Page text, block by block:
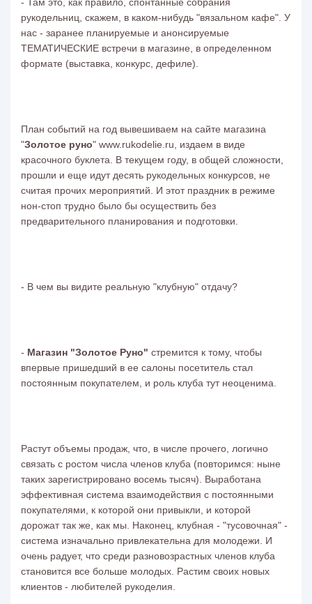
рукодельниц, скажем, в каком-нибудь "вязальном кафе". У
нас - заранее планируемые и анонсируемые
ТЕМАТИЧЕСКИЕ встречи в магазине, в определенном
формате (выставка, конкурс, дефиле).
План событий на год вывешиваем на сайте магазина
"Золотое руно" www.rukodelie.ru, издаем в виде
красочного буклета. В текущем году, в общей сложности,
прошли и еще идут десять рукодельных конкурсов, не
считая прочих мероприятий. И этот праздник в режиме
нон-стоп трудно было бы осуществить без
предварительного планирования и подготовки.
- В чем вы видите реальную "клубную" отдачу?
- Магазин "Золотое Руно" стремится к тому, чтобы
впервые пришедший в ее салоны посетитель стал
постоянным покупателем, и роль клуба тут неоценима.
Растут объемы продаж, что, в числе прочего, логично
связать с ростом числа членов клуба (повторимся: ныне
таких зарегистрировано восемь тысяч). Выработана
эффективная система взаимодействия с постоянными
покупателями, к которой они привыкли, и которой
дорожат так же, как мы. Наконец, клубная - "тусовочная" -
система изначально привлекательна для молодежи. И
очень радует, что среди разновозрастных членов клуба
становится все больше молодых. Растим своих новых
клиентов - любителей рукоделия.